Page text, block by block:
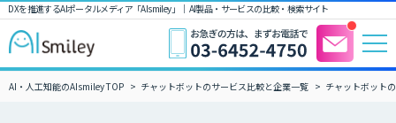
DXを推進するAIポータルメディア「AIsmiley」｜ AI製品・サービスの比較・検索サイト
AI・人工知能のAIsmiley TOP チャットボットのサービス比較と企業一覧 チャットボット